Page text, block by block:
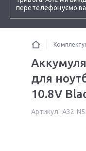
перетелефонуємо
для
10.8V
Артикул: A32-